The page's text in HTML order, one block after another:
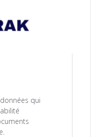
qui